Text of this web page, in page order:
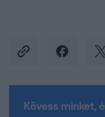
Kövess minket,